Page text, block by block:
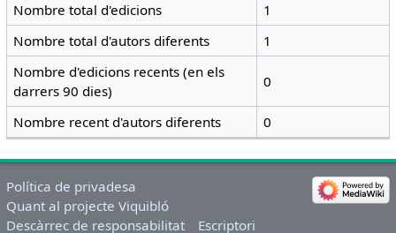
Nombre total d'edicions
1
Nombre total d'autors diferents
1
Nombre d'edicions recents (en els
darrers 90 dies)
0
Nombre recent d'autors diferents 0
Política de privadesa
Quant al projecte Viquibló
Descàrrec de responsabilitat
Escriptori